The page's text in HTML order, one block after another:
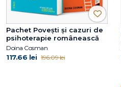
Pachet Povești și cazuri de
psihoterapie românească
Doina Cosman
117.66 lei 196.09 lei